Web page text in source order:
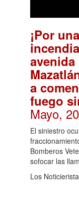
¡Por
avenida
a
fuego
Mayo,
El siniestro
Bomberos
sofocar las
Los